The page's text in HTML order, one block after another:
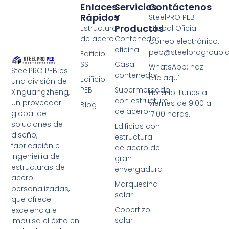
SteelPRO PEB es
una división de
Xinguangzheng,
un proveedor
global de
soluciones de
diseño,
fabricación e
ingeniería de
estructuras de
acero
personalizadas,
que ofrece
excelencia e
impulsa el éxito en
Servicios
Y
Productos
Contenedor
oficina
Casa
contenedor
Supermercado
con estructura
de acero
Edificios con
estructura
de acero de
gran
envergadura
Marquesina
solar
Cobertizo
solar
Enlaces
Rápidos
Estructura
de acero
Edificio
SS
Edificio
PEB
Blog
Contáctenos
SteelPRO PEB
Global Oficial
Correo electrónico:
WhatsApp: haz
clic aquí
Horario: Lunes a
viernes de 9:00 a
17:00 horas.